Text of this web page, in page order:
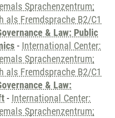
Sprachenzentrum;
als Fremdsprache B2/C1
& Law: Public
- International Center:
Sprachenzentrum;
als Fremdsprache B2/C1
& Law:
- International Center:
Sprachenzentrum;